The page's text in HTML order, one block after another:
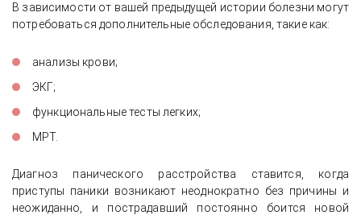
В зависимости от вашей предыдущей истории болезни могут
потребоваться дополнительные обследования, такие как:
анализы крови;
ЭКГ;
функциональные тесты легких;
МРТ.
Диагноз панического расстройства ставится, когда
приступы паники возникают неоднократно без причины и
неожиданно, и пострадавший постоянно боится новой